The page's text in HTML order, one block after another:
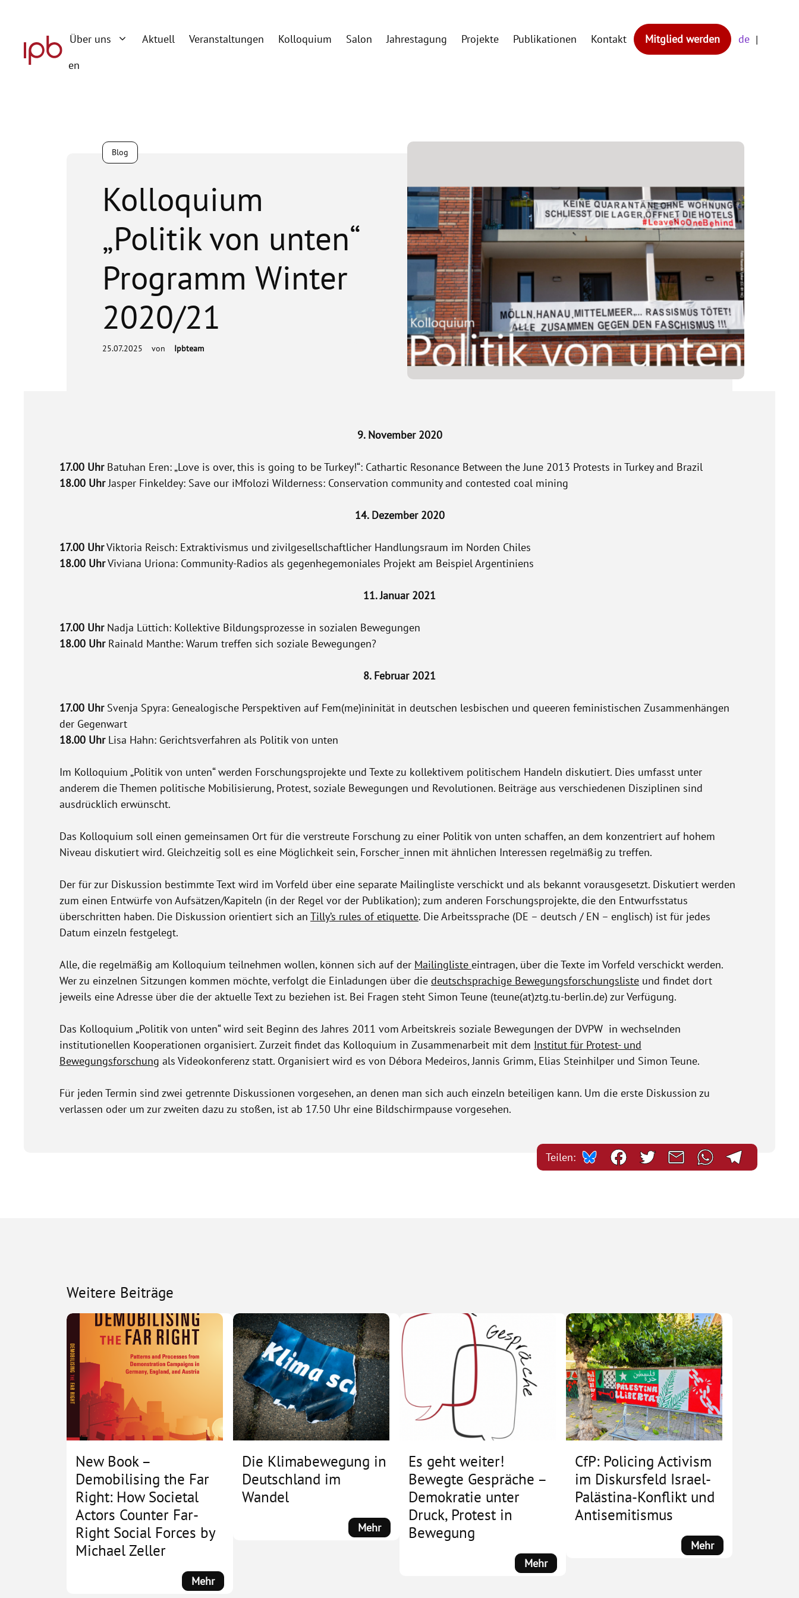
springen
Über uns Aktuell Veranstaltungen Kolloquium Salon Jahrestagung Projekte Publikationen Kontakt Mitglied werden
de
en
Blog
Kolloquium
„Politik von unten“
Programm Winter
2020/21
25.07.2025 von Ipbteam
9. November 2020
17.00 UhrBatuhan Eren: „Love is over, this is going to be Turkey!“: Cathartic Resonance Between the June 2013 Protests in Turkey and Brazil
18.00 UhrJasper Finkeldey: Save our iMfolozi Wilderness: Conservation community and contested coal mining
14. Dezember 2020
17.00 UhrViktoria Reisch: Extraktivismus und zivilgesellschaftlicher Handlungsraum im Norden Chiles
18.00 UhrViviana Uriona: Community-Radios als gegenhegemoniales Projekt am Beispiel Argentiniens
11. Januar 2021
17.00 UhrNadja Lüttich: Kollektive Bildungsprozesse in sozialen Bewegungen
18.00 UhrRainald Manthe: Warum treffen sich soziale Bewegungen?
8. Februar 2021
17.00 UhrSvenja Spyra: Genealogische Perspektiven auf Fem(me)ininität in deutschen lesbischen und queeren feministischen Zusammenhängen
der Gegenwart
18.00 UhrLisa Hahn: Gerichtsverfahren als Politik von unten
Im Kolloquium „Politik von unten“ werden Forschungsprojekte und Texte zu kollektivem politischem Handeln diskutiert. Dies umfasst unter
anderem die Themen politische Mobilisierung, Protest, soziale Bewegungen und Revolutionen. Beiträge aus verschiedenen Disziplinen sind
ausdrücklich erwünscht.
Das Kolloquium soll einen gemeinsamen Ort für die verstreute Forschung zu einer Politik von unten schaffen, an dem konzentriert auf hohem
Niveau diskutiert wird. Gleichzeitig soll es eine Möglichkeit sein, Forscher_innen mit ähnlichen Interessen regelmäßig zu treffen.
Der für zur Diskussion bestimmte Text wird im Vorfeld über eine separate Mailingliste verschickt und als bekannt vorausgesetzt. Diskutiert werden
zum einen Entwürfe von Aufsätzen/Kapiteln (in der Regel vor der Publikation); zum anderen Forschungsprojekte, die den Entwurfsstatus
überschritten haben. Die Diskussion orientiert sich an Tilly’s rules of etiquette. Die Arbeitssprache (DE – deutsch / EN – englisch) ist für jedes
Datum einzeln festgelegt.
Alle, die regelmäßig am Kolloquium teilnehmen wollen, können sich auf der Mailingliste eintragen, über die Texte im Vorfeld verschickt werden.
Wer zu einzelnen Sitzungen kommen möchte, verfolgt die Einladungen über die deutschsprachige Bewegungsforschungsliste und findet dort
jeweils eine Adresse über die der aktuelle Text zu beziehen ist. Bei Fragen steht Simon Teune (teune(at)ztg.tu-berlin.de) zur Verfügung.
Das Kolloquium „Politik von unten“ wird seit Beginn des Jahres 2011 vom Arbeitskreis soziale Bewegungen der DVPW in wechselnden
institutionellen Kooperationen organisiert. Zurzeit findet das Kolloquium in Zusammenarbeit mit dem Institut für Protest- und
Bewegungsforschung als Videokonferenz statt. Organisiert wird es von Débora Medeiros, Jannis Grimm, Elias Steinhilper und Simon Teune.
Für jeden Termin sind zwei getrennte Diskussionen vorgesehen, an denen man sich auch einzeln beteiligen kann. Um die erste Diskussion zu
verlassen oder um zur zweiten dazu zu stoßen, ist ab 17.50 Uhr eine Bildschirmpause vorgesehen.
Teilen:
Weitere Beiträge
New Book –
Demobilising the Far
Right: How Societal
Actors Counter Far-
Right Social Forces by
Michael Zeller
Mehr:
Die Klimabewegung in
Deutschland im
Wandel
Mehr:
Es geht weiter!
Bewegte Gespräche –
Demokratie unter
Druck, Protest in
Bewegung
Mehr:
CfP: Policing Activism
im Diskursfeld Israel-
Palästina-Konflikt und
Antisemitismus
Mehr: